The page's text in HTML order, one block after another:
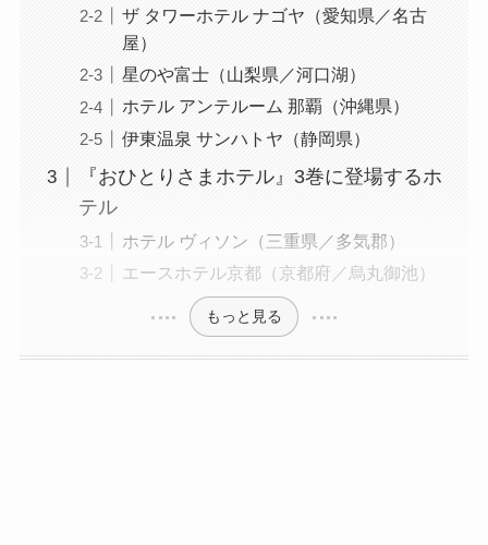
ザ タワーホテル ナゴヤ（愛知県／名古
屋）
星のや富士（山梨県／河口湖）
ホテル アンテルーム 那覇（沖縄県）
伊東温泉 サンハトヤ（静岡県）
『おひとりさまホテル』3巻に登場するホ
テル
ホテル ヴィソン（三重県／多気郡）
エースホテル京都（京都府／烏丸御池）
もっと見る